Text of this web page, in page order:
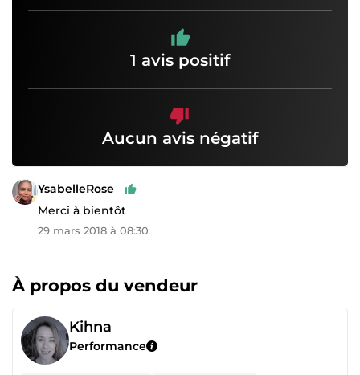
1 avis positif
Aucun avis négatif
YsabelleRose
Merci à bientôt
29 mars 2018 à 08:30
À propos du vendeur
Kihna
Performance